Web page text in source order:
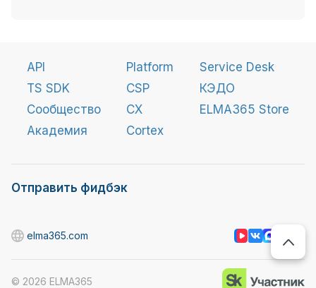
API
TS SDK
Сообщество
Академия
Platform
CSP
CX
Cortex
Service Desk
КЭДО
ELMA365 Store
Отправить фидбэк
© 2026 ELMA365
elma365.com